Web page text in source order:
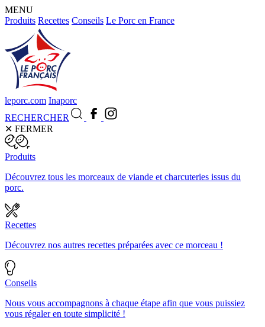
MENU
Produits Recettes Conseils Le Porc en France
leporc.com Inaporc
RECHERCHER
✕ FERMER
Produits
Découvrez tous les morceaux de viande et charcuteries issus du
porc.
Recettes
Découvrez nos autres recettes préparées avec ce morceau !
Conseils
Nous vous accompagnons à chaque étape afin que vous puissiez
vous régaler en toute simplicité !